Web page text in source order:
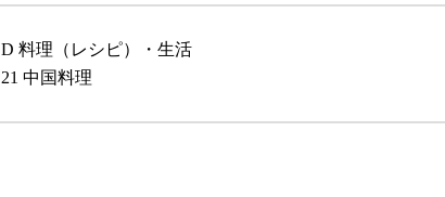
D 料理（レシピ）・生活
21 中国料理